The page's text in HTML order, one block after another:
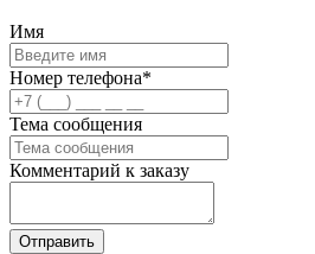
Имя
Номер телефона*
Тема сообщения
Комментарий к заказу
Отправить